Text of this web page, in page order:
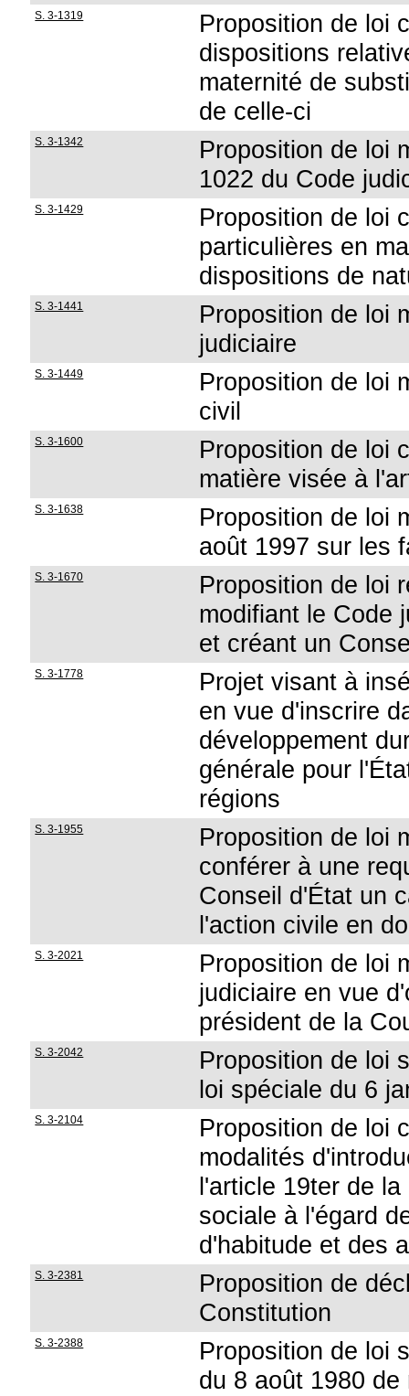
S. 3-1319
Proposition de loi
dispositions
maternité de
de celle-ci
S. 3-1342
Proposition de loi
1022 du Code
S. 3-1429
Proposition de loi
particulières en
dispositions de
S. 3-1441
Proposition de loi
judiciaire
S. 3-1449
Proposition de loi
civil
S. 3-1600
Proposition de loi
matière visée à
S. 3-1638
Proposition de loi
août 1997 sur les
S. 3-1670
Proposition de loi
modifiant le Code
et créant un
S. 3-1778
Projet visant à
en vue d'inscrire
développement
générale pour
régions
S. 3-1955
Proposition de loi
conférer à une
Conseil d'État un
l'action civile en
S. 3-2021
Proposition de loi
judiciaire en vue
président de la
S. 3-2042
Proposition de loi
loi spéciale du 6
S. 3-2104
Proposition de loi
modalités
l'article 19ter de
sociale à l'égard
d'habitude et des
S. 3-2381
Proposition de
Constitution
S. 3-2388
Proposition de loi
du 8 août 1980